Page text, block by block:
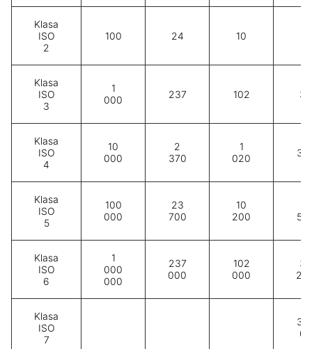
Klasa
ISO
2
100 24 10
Klasa
ISO
3
1
000
237 102 35
Klasa
ISO
4
10
000
2
370
1
020
Klasa
ISO
5
100
000
23
700
10
200
Klasa
ISO
6
1
000
000
237
000
102
000
35
Klasa
ISO
7
00